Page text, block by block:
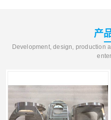
产
Development, design, production